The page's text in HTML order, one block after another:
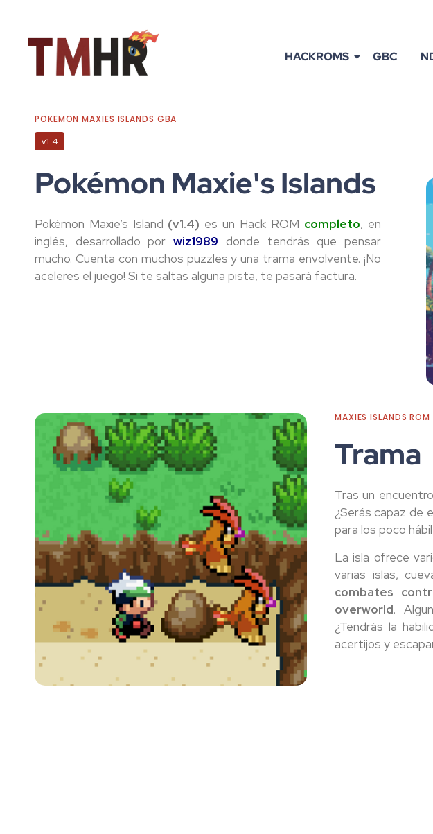
HACKROMS GBC
POKEMON MAXIES ISLANDS GBA
v1.4
Pokémon Maxie's Islands
Pokémon Maxie’s Island (v1.4) es un Hack ROM completo, en
inglés, desarrollado porwiz1989 donde tendrás que pensar
mucho. Cuenta con muchos puzzles y una trama envolvente. ¡No
aceleres el juego! Si te saltas alguna pista, te pasará factura.
MAXIES ISLANDS
Trama
Tras un
¿Serás capaz de
para los poco
La isla ofrece
varias islas,
combates
overworld.
¿Tendrás la
acertijos y